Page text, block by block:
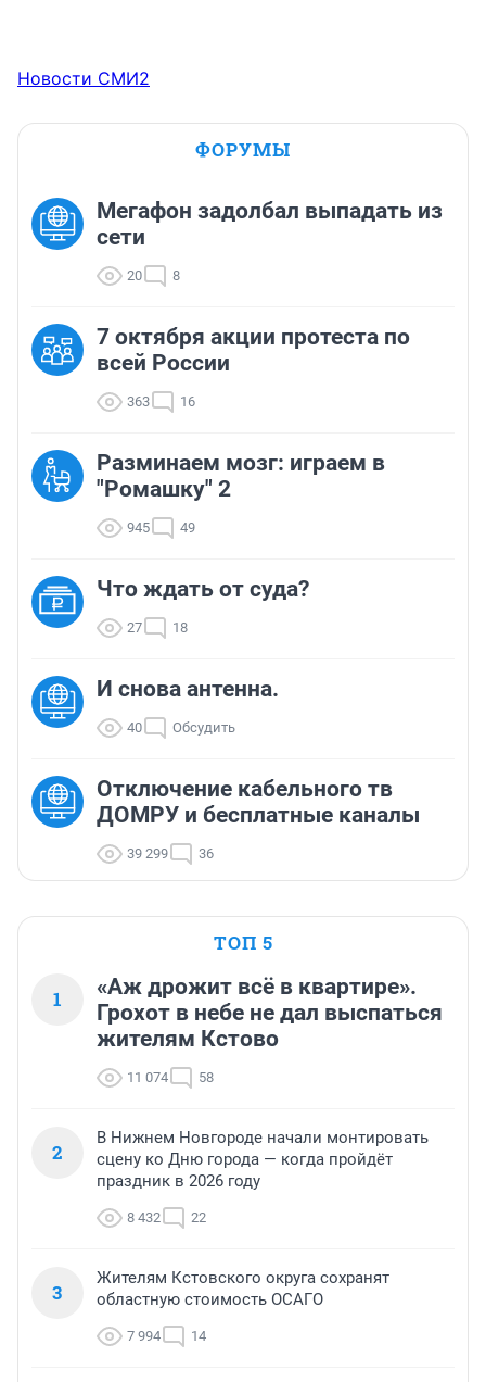
Новости СМИ2
ФОРУМЫ
Мегафон задолбал выпадать из
сети
20 8
7 октября акции протеста по
всей России
363 16
Разминаем мозг: играем в
"Ромашку" 2
945 49
Что ждать от суда?
27 18
И снова антенна.
40 Обсудить
Отключение кабельного тв
ДОМРУ и бесплатные каналы
39 299 36
ТОП 5
1
«Аж дрожит всё в квартире».
Грохот в небе не дал выспаться
жителям Кстово
11 074 58
2
В Нижнем Новгороде начали монтировать
сцену ко Дню города — когда пройдёт
праздник в 2026 году
8 432 22
3
Жителям Кстовского округа сохранят
областную стоимость ОСАГО
7 994 14